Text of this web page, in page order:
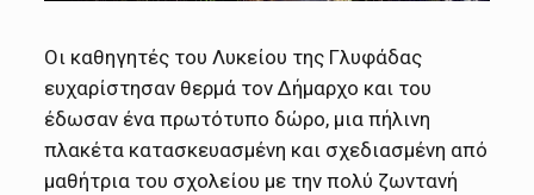
Οι καθηγητές του Λυκείου της Γλυφάδας
ευχαρίστησαν θερμά τον Δήμαρχο και του
έδωσαν ένα πρωτότυπο δώρο, μια πήλινη
πλακέτα κατασκευασμένη και σχεδιασμένη από
μαθήτρια του σχολείου με την πολύ ζωντανή